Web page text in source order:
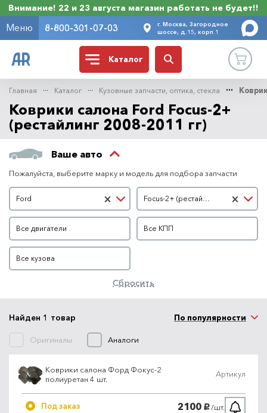
Внимание! 22 и 23 августа магазин работать не будет!!
Меню 8-800-301-07-03
г. Москва, Загородное
шоссе, д.15, корп.1
Каталог
Главная Каталог Кузовные запчасти, оптика, стекла
Коврики салона Ford Focus-2+
(рестайлинг 2008-2011 гг)
Ваше авто
Пожалуйста, выберите марку и модель для подбора запчасти
Марка автомобиля
×
Ford
Модель автомобиля
×
Focus-2+ (рестайлинг 2008-2011 гг)
Двигатель
Все двигатели
КПП
Все КПП
Кузов
Все кузова
Сбросить
Найден 1 товар
Оригиналы Аналоги
По популярности
Коврики салона Форд Фокус-2
полиуретан 4 шт.
Артикул
Под заказ 2100 руб./шт.